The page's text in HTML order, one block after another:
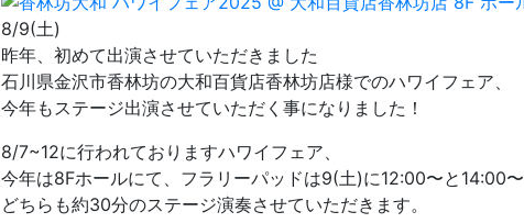
8/9(土)
昨年、初めて出演させていただきました
石川県金沢市香林坊の大和百貨店香林坊店様でのハワイフェア、
今年もステージ出演させていただく事になりました！
8/7~12に行われておりますハワイフェア、
今年は8Fホールにて、フラリーパッドは9(土)に12:00〜と14:00〜
どちらも約30分のステージ演奏させていただきます。